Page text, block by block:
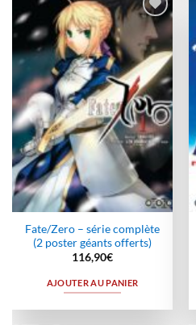
Ajouter
à la
wishlist
Fate/Zero – série complète
(2 poster géants offerts)
116,90€
AJOUTER AU PANIER